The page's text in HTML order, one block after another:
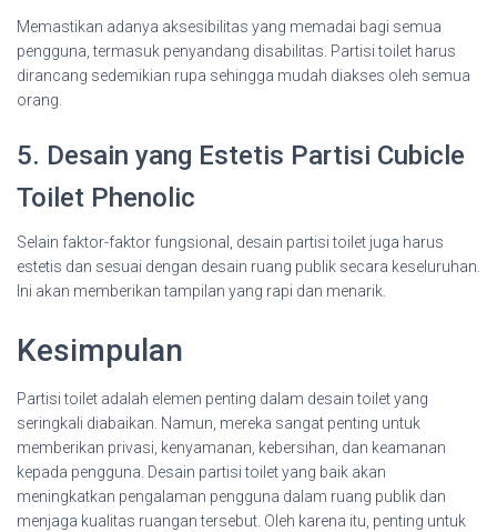
Memastikan adanya aksesibilitas yang memadai bagi semua
pengguna, termasuk penyandang disabilitas. Partisi toilet harus
dirancang sedemikian rupa sehingga mudah diakses oleh semua
orang.
5. Desain yang Estetis Partisi Cubicle
Toilet Phenolic
Selain faktor-faktor fungsional, desain partisi toilet juga harus
estetis dan sesuai dengan desain ruang publik secara keseluruhan.
Ini akan memberikan tampilan yang rapi dan menarik.
Kesimpulan
Partisi toilet adalah elemen penting dalam desain toilet yang
seringkali diabaikan. Namun, mereka sangat penting untuk
memberikan privasi, kenyamanan, kebersihan, dan keamanan
kepada pengguna. Desain partisi toilet yang baik akan
meningkatkan pengalaman pengguna dalam ruang publik dan
menjaga kualitas ruangan tersebut. Oleh karena itu, penting untuk